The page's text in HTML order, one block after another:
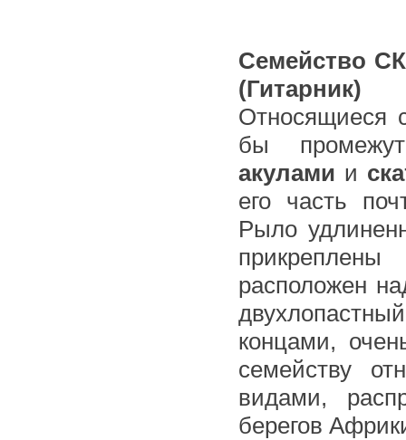
Семейство
(Гитарник)
Относящиеся
бы
акулами и
его часть
Рыло
расположен
концами,
семейству
видами,
берегов